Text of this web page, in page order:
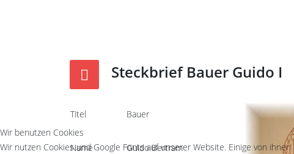
Steckbrief Bauer Guido I
Titel Bauer
Name Guido Bertram
Wir benutzen Cookies
Wir nutzen Cookies und Google Fonts auf unserer Website. Einige von